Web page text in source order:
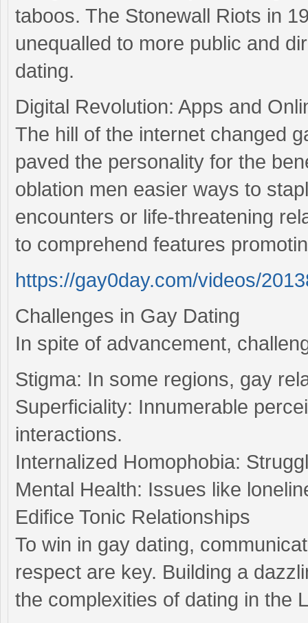
taboos. The Stonewall Riots in
unequalled to more public and
dating.
Digital Revolution: Apps and
The hill of the internet changed
paved the personality for the
oblation men easier ways to
encounters or life-threatening
to comprehend features
https://gay0day.com/videos/
Challenges in Gay Dating
In spite of advancement,
Stigma: In some regions, gay
Superficiality: Innumerable
interactions.
Internalized Homophobia:
Mental Health: Issues like
Edifice Tonic Relationships
To win in gay dating,
respect are key. Building a
the complexities of dating in the